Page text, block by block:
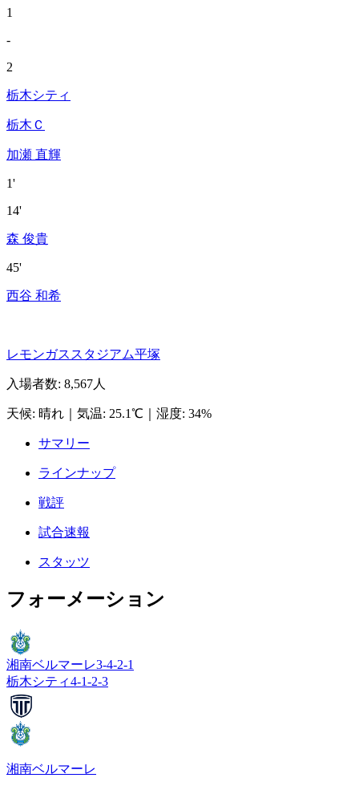
1
-
2
栃木シティ
栃木Ｃ
加瀬 直輝
1'
14'
森 俊貴
45'
西谷 和希
レモンガススタジアム平塚
入場者数: 8,567人
天候: 晴れ 気温: 25.1℃ 湿度: 34%
サマリー
ラインナップ
戦評
試合速報
スタッツ
フォーメーション
湘南ベルマーレ3-4-2-1
栃木シティ4-1-2-3
湘南ベルマーレ